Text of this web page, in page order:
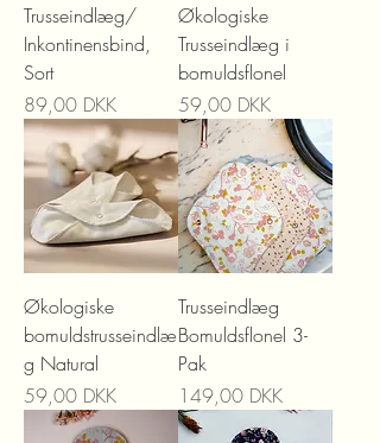
Trusseindlæg/
Inkontinensbind,
Sort
Precio
89,00 DKK
Økologiske
Trusseindlæg i
bomuldsflonel
Precio
59,00 DKK
Økologiske
bomuldstrusseindlæ
g Natural
Precio
59,00 DKK
Trusseindlæg
Bomuldsflonel 3-
Pak
Precio
149,00 DKK